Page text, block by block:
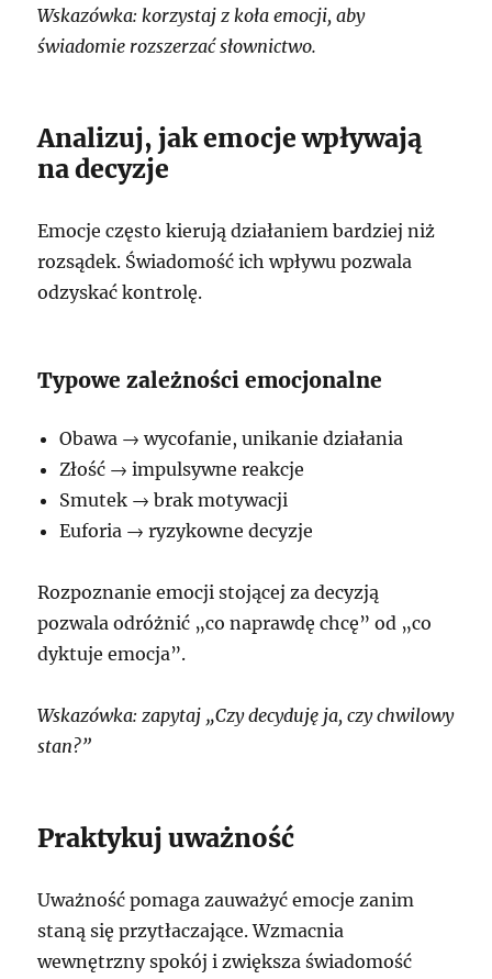
Wskazówka: korzystaj z koła emocji, aby
świadomie rozszerzać słownictwo.
Analizuj, jak emocje wpływają
na decyzje
Emocje często kierują działaniem bardziej niż
rozsądek. Świadomość ich wpływu pozwala
odzyskać kontrolę.
Typowe zależności emocjonalne
Obawa → wycofanie, unikanie działania
Złość → impulsywne reakcje
Smutek → brak motywacji
Euforia → ryzykowne decyzje
Rozpoznanie emocji stojącej za decyzją
pozwala odróżnić „co naprawdę chcę” od „co
dyktuje emocja”.
Wskazówka: zapytaj „Czy decyduję ja, czy chwilowy
stan?”
Praktykuj uważność
Uważność pomaga zauważyć emocje zanim
staną się przytłaczające. Wzmacnia
wewnętrzny spokój i zwiększa świadomość